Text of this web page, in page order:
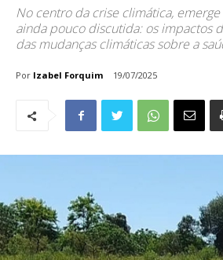
No centro da crise climática,
ainda pouco discutida: os impactos
das mudanças climáticas sobre a
Por Izabel Forquim 19/07/2025